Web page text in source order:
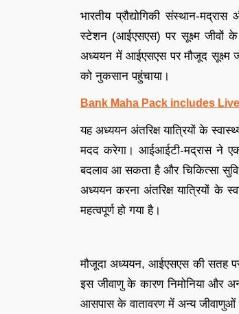
भारतीय प्रौद्योगिकी संस्थान-
स्टेशन (आईएसएस) पर सूक्ष्म जीवों के
अध्ययन में आईएसएस पर मौजूद सूक्ष्म
को नुकसान पहुंचाया।
Bank Maha Pack includes
यह अध्ययन अंतरिक्ष यात्रियों के
मदद करेगा। आईआईटी-मद्रास ने एक
बदलाव आ सकता है और चिकित्सा
अध्ययन करना अंतरिक्ष यात्रियों के
महत्वपूर्ण हो गया है।
मौजूदा अध्ययन, आईएसएस की सतह
इस जीवाणु के कारण निमोनिया और
आसपास के वातावरण में अन्य जीवाणुओं